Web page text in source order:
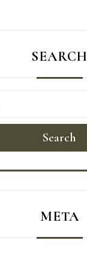
SEARCH
Search
META